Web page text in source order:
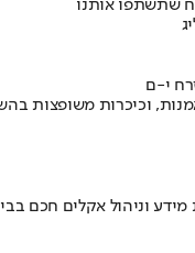
שתשתפו אותנו
י-ם
וניהול אקלים חכם